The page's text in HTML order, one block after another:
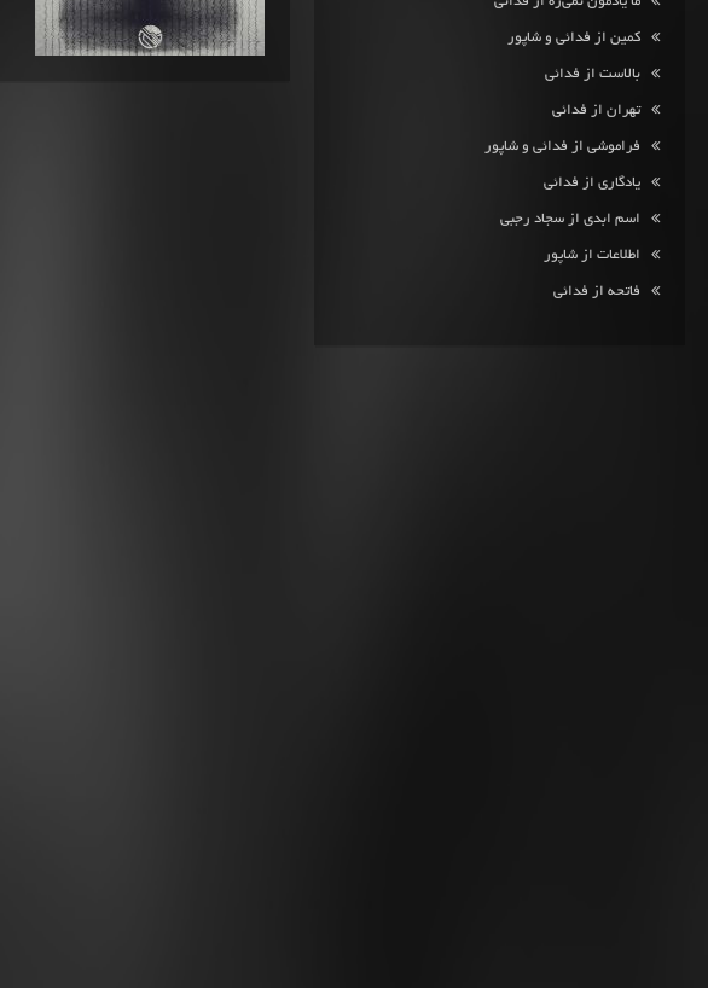
کمین از فدائی و شاپور
بالاست از فدائی
تهران از فدائی
فراموشی از فدائی و شاپور
یادگاری از فدائی
اسم ابدی از سجاد رجبی
اطلاعات از شاپور
فاتحه از فدائی